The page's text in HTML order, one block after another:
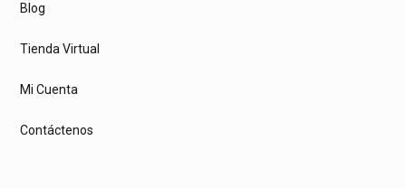
Blog
Tienda Virtual
Mi Cuenta
Contáctenos